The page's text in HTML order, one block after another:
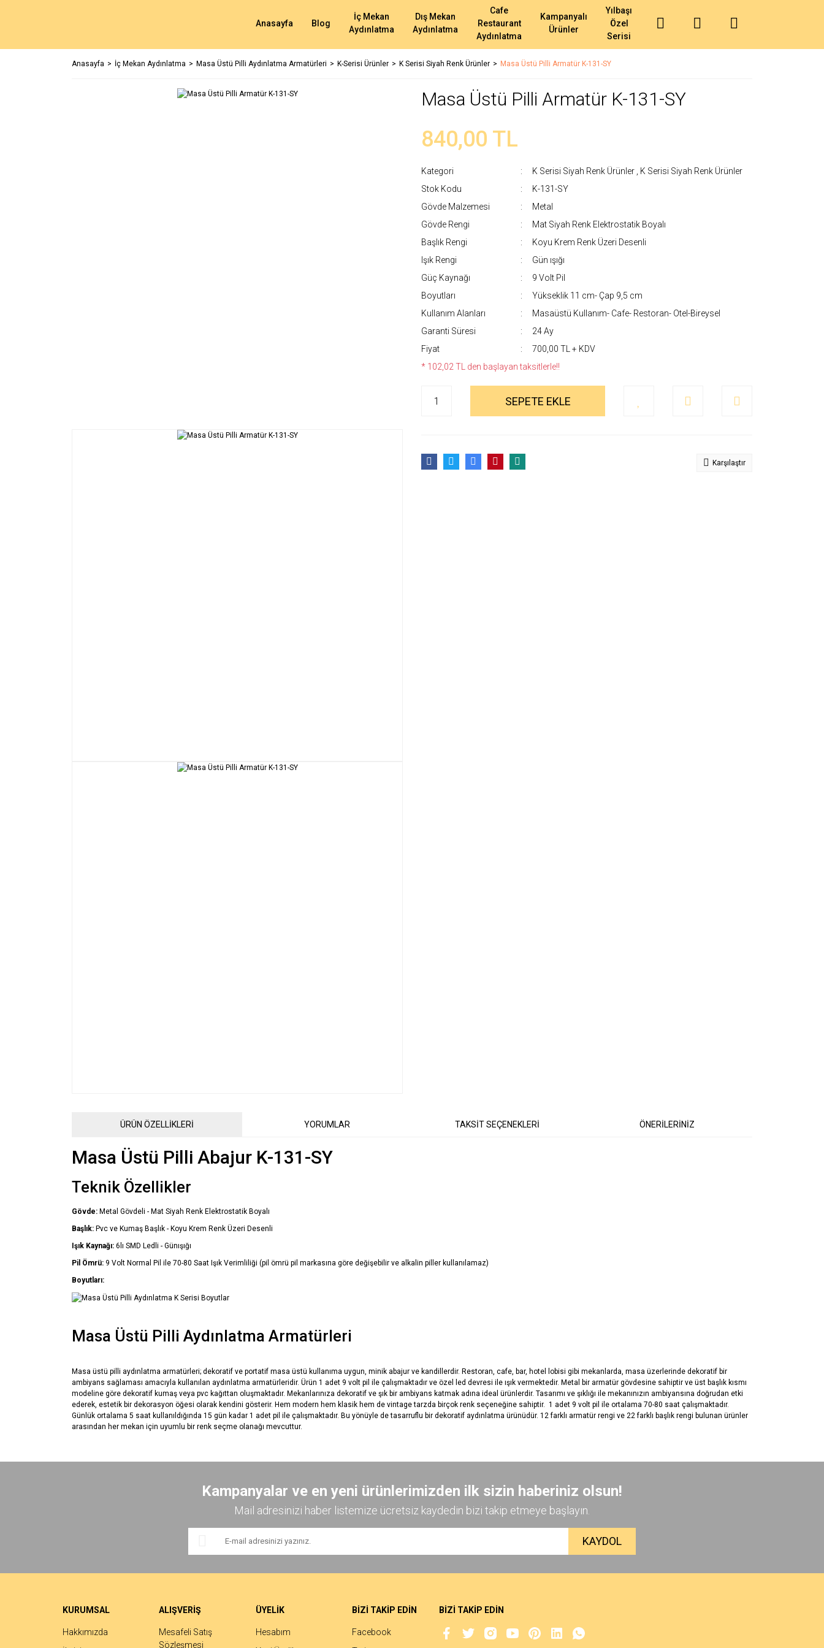
Anasayfa Blog
İç Mekan
Aydınlatma
Dış Mekan
Aydınlatma
Cafe
Restaurant
Aydınlatma
Kampanyalı
Ürünler
Yılbaşı
Özel
Serisi
Anasayfa İç Mekan Aydınlatma Masa Üstü Pilli Aydınlatma Armatürleri K-Serisi Ürünler K Serisi Siyah Renk Ürünler Masa Üstü Pilli Armatür K-131-SY
Masa Üstü Pilli Armatür K-131-SY
840,00 TL
Kategori K Serisi Siyah Renk Ürünler
K Serisi Siyah Renk Ürünler
Stok Kodu
K-131-SY
Gövde Malzemesi
Metal
Gövde Rengi
Mat Siyah Renk Elektrostatik Boyalı
Başlık Rengi
Koyu Krem Renk Üzeri Desenli
Işık Rengi
Gün ışığı
Güç Kaynağı
9 Volt Pil
Boyutları
Yükseklik 11 cm- Çap 9,5 cm
Kullanım Alanları
Masaüstü Kullanım- Cafe- Restoran- Otel-Bireysel
Garanti Süresi
24 Ay
Fiyat
700,00 TL + KDV
* 102,02 TL den başlayan taksitlerle!!
SEPETE EKLE
Karşılaştır
ÜRÜN ÖZELLİKLERİ YORUMLAR TAKSİT SEÇENEKLERİ ÖNERİLERİNİZ
Masa Üstü Pilli Abajur K-131-SY
Teknik Özellikler
Gövde: Metal Gövdeli - Mat Siyah Renk Elektrostatik Boyalı
Başlık: Pvc ve Kumaş Başlık - Koyu Krem Renk Üzeri Desenli
Işık Kaynağı: 6lı SMD Ledli - Günışığı
Pil Ömrü: 9 Volt Normal Pil ile 70-80 Saat Işık Verimliliği (pil ömrü pil markasına göre değişebilir ve alkalin piller kullanılamaz)
Boyutları:
Masa Üstü Pilli Aydınlatma Armatürleri
Masa üstü pilli aydınlatma armatürleri; dekoratif ve portatif masa üstü kullanıma uygun, minik abajur ve kandillerdir. Restoran, cafe, bar, hotel lobisi gibi mekanlarda, masa üzerlerinde dekoratif bir
ambiyans sağlaması amacıyla kullanılan aydınlatma armatürleridir. Ürün 1 adet 9 volt pil ile çalışmaktadır ve özel led devresi ile ışık vermektedir. Metal bir armatür gövdesine sahiptir ve üst başlık kısmı
modeline göre dekoratif kumaş veya pvc kağıttan oluşmaktadır. Mekanlarınıza dekoratif ve şık bir ambiyans katmak adına ideal ürünlerdir. Tasarımı ve şıklığı ile mekanınızın ambiyansına doğrudan etki
ederek, estetik bir dekorasyon öğesi olarak kendini gösterir. Hem modern hem klasik hem de vintage tarzda birçok renk seçeneğine sahiptir. 1 adet 9 volt pil ile ortalama 70-80 saat çalışmaktadır.
Günlük ortalama 5 saat kullanıldığında 15 gün kadar 1 adet pil ile çalışmaktadır. Bu yönüyle de tasarruflu bir dekoratif aydınlatma ürünüdür. 12 farklı armatür rengi ve 22 farklı başlık rengi bulunan ürünler
arasından her mekan için uyumlu bir renk seçme olanağı mevcuttur.
Yorum Yaz
Ürün resmi kalitesiz, bozuk veya görüntülenemiyor.
Ürün açıklamasında eksik bilgiler bulunuyor.
Kampanyalar ve en yeni ürünlerimizden ilk sizin haberiniz olsun!
Mail adresinizi haber listemize ücretsiz kaydedin bizi takip etmeye başlayın.
KAYDOL
KURUMSAL
Hakkımızda
ALIŞVERİŞ
Mesafeli Satış
Sözleşmesi
ÜYELİK
Hesabım
BİZİ TAKİP EDİN
Facebook
BİZİ TAKİP EDİN